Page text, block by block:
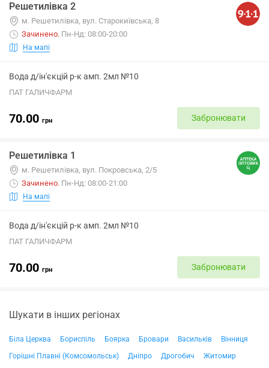
Решетилівка 2
м. Решетилівка, вул. Старокиївська, 8
Зачинено. Пн-Нд: 08:00-20:00
На мапі
Вода д/ін'єкцій р-к амп. 2мл №10
ПАТ ГАЛИЧФАРМ
70.00 грн Забронювати
Решетилівка 1
м. Решетилівка, вул. Покровська, 2/5
Зачинено. Пн-Нд: 08:00-21:00
На мапі
Вода д/ін'єкцій р-к амп. 2мл №10
ПАТ ГАЛИЧФАРМ
70.00 грн Забронювати
Шукати в інших регіонах
Біла Церква Бориспіль Боярка Бровари Васильків
Вінниця
Горішні Плавні (Комсомольськ)
Дніпро Дрогобич
Житомир